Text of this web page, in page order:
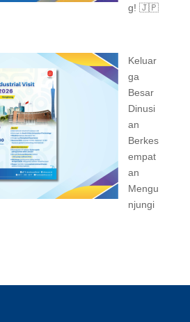
g! 🇯🇵
Keluar
ga
Besar
Dinusi
an
Berkes
empat
an
Mengu
njungi